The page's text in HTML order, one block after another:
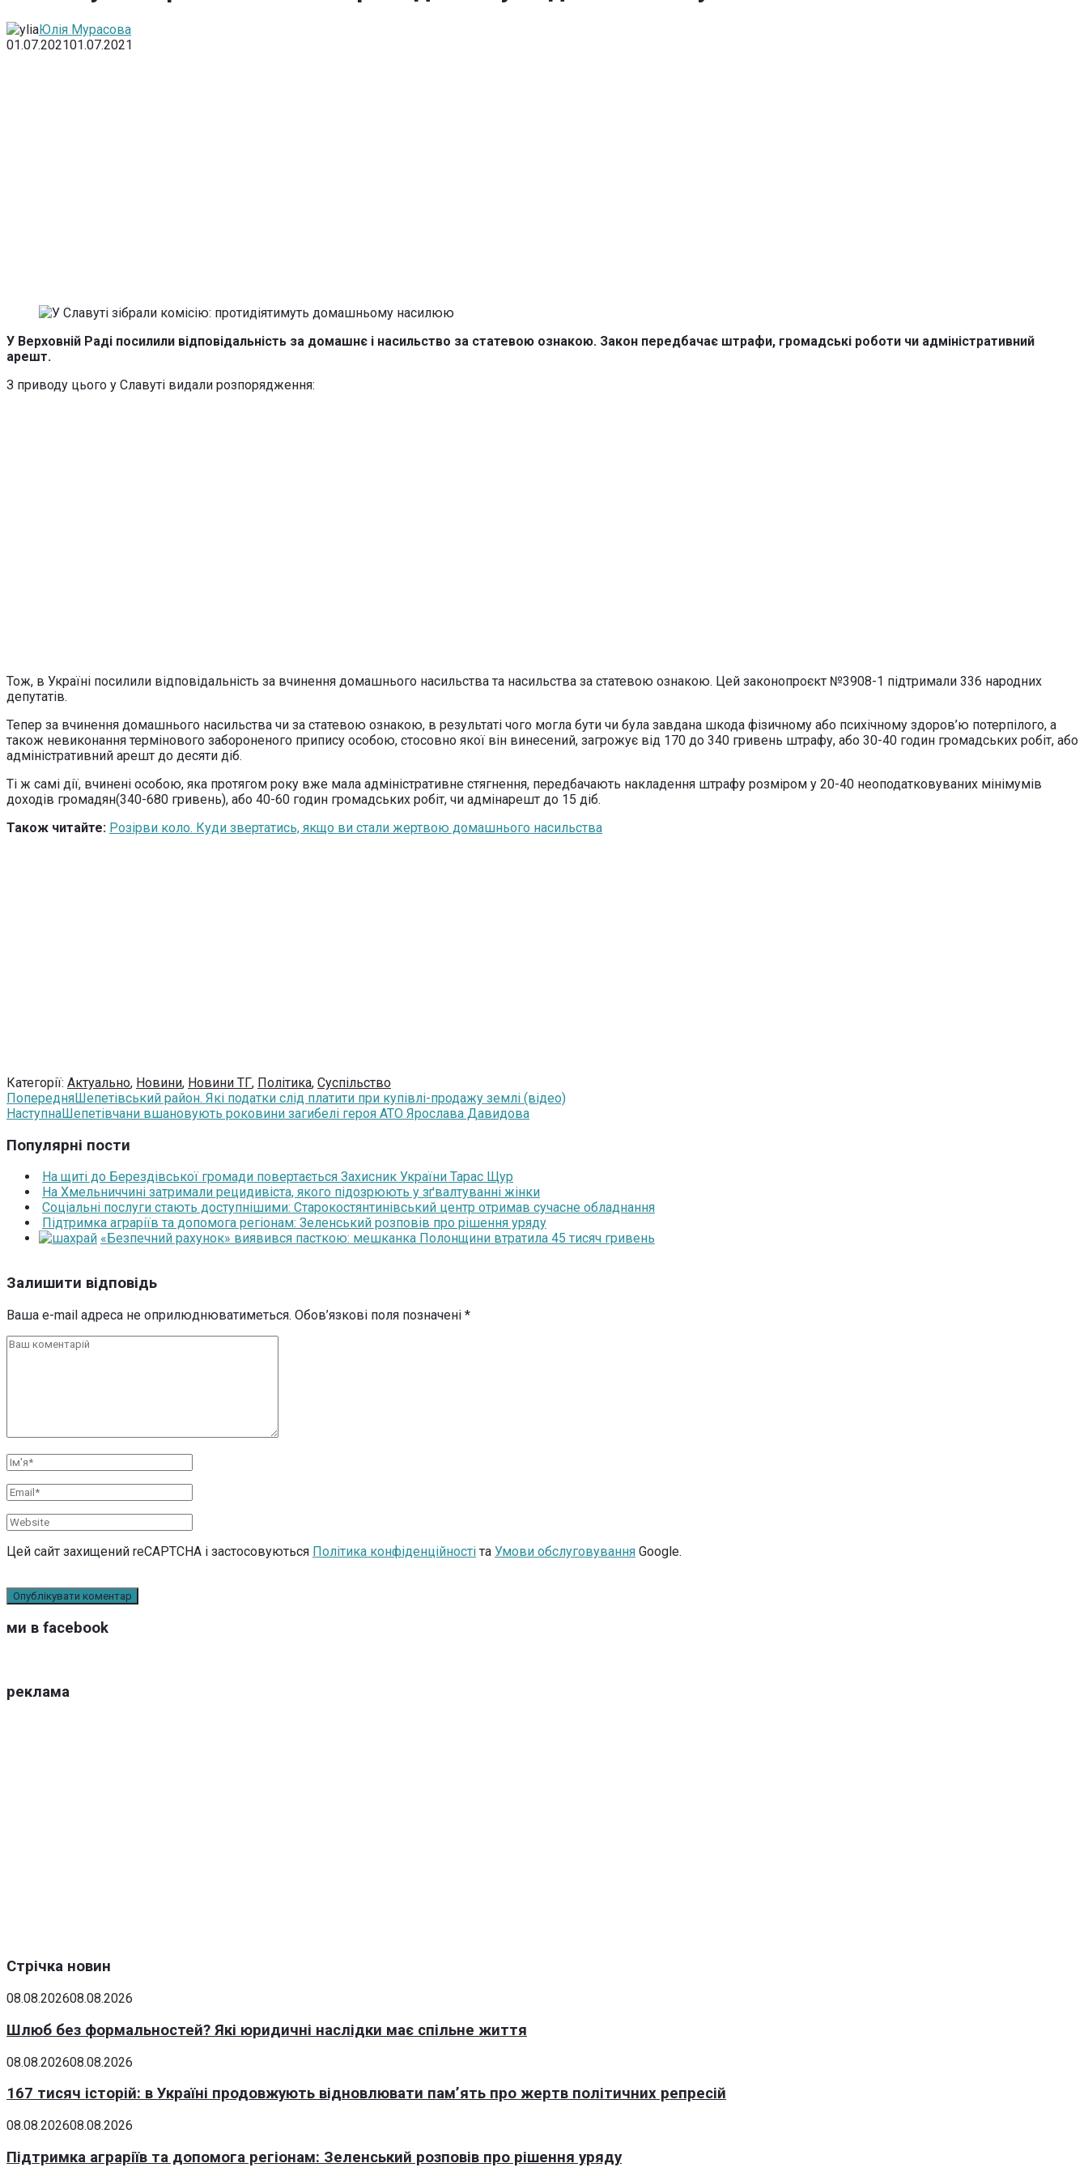
Юлія Мурасова
01.07.202101.07.2021
У Верховній Раді посилили відповідальність за домашнє і насильство за статевою ознакою. Закон передбачає штрафи, громадські роботи чи адміністративний
арешт.
З приводу цього у Славуті видали розпорядження:
Тож, в Україні посилили відповідальність за вчинення домашнього насильства та насильства за статевою ознакою. Цей законопроєкт №3908-1 підтримали 336 народних
депутатів.
Тепер за вчинення домашнього насильства чи за статевою ознакою, в результаті чого могла бути чи була завдана шкода фізичному або психічному здоров’ю потерпілого, а
також невиконання термінового забороненого припису особою, стосовно якої він винесений, загрожує від 170 до 340 гривень штрафу, або 30-40 годин громадських робіт, або
адміністративний арешт до десяти діб.
Ті ж самі дії, вчинені особою, яка протягом року вже мала адміністративне стягнення, передбачають накладення штрафу розміром у 20-40 неоподатковуваних мінімумів
доходів громадян(340-680 гривень), або 40-60 годин громадських робіт, чи адмінарешт до 15 діб.
Також читайте: Розірви коло. Куди звертатись, якщо ви стали жертвою домашнього насильства
Категорії: Актуально, Новини, Новини ТГ, Політика, Суспільство
ПопередняШепетівський район. Які податки слід платити при купівлі-продажу землі (відео)
НаступнаШепетівчани вшановують роковини загибелі героя АТО Ярослава Давидова
Популярні пости
На щиті до Берездівської громади повертається Захисник України Тарас Щур
На Хмельниччині затримали рецидивіста, якого підозрюють у зґвалтуванні жінки
Соціальні послуги стають доступнішими: Старокостянтинівський центр отримав сучасне обладнання
Підтримка аграріїв та допомога регіонам: Зеленський розповів про рішення уряду
«Безпечний рахунок» виявився пасткою: мешканка Полонщини втратила 45 тисяч гривень
Залишити відповідь
Ваша e-mail адреса не оприлюднюватиметься. Обов’язкові поля позначені *
Цей сайт захищений reCAPTCHA і застосовуються Політика конфіденційності та Умови обслуговування Google.
ми в facebook
реклама
Стрічка новин
08.08.202608.08.2026
Шлюб без формальностей? Які юридичні наслідки має спільне життя
08.08.202608.08.2026
167 тисяч історій: в Україні продовжують відновлювати пам’ять про жертв політичних репресій
08.08.202608.08.2026
Підтримка аграріїв та допомога регіонам: Зеленський розповів про рішення уряду